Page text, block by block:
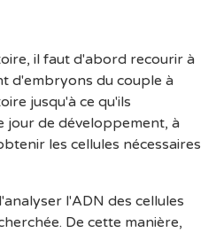
il faut d'abord recourir à
d'embryons du couple à
jusqu'à ce qu'ils
jour de développement, à
les cellules nécessaires
l'ADN des cellules
De cette manière,